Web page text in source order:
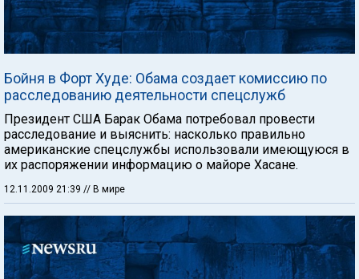
Бойня в Форт Худе: Обама создает комиссию по
расследованию деятельности спецслужб
Президент США Барак Обама потребовал провести
расследование и выяснить: насколько правильно
американские спецслужбы использовали имеющуюся в
их распоряжении информацию о майоре Хасане.
12.11.2009 21:39 // В мире